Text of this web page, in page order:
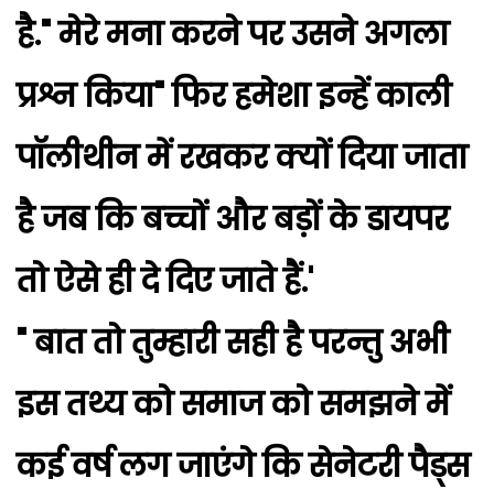
है." मेरे मना करने पर उसने अगला
प्रश्न किया" फिर हमेशा इन्हें काली
पॉलीथीन में रखकर क्यों दिया जाता
है जब कि बच्चों और बड़ों के डायपर
तो ऐसे ही दे दिए जाते हैं.'
" बात तो तुम्हारी सही है परन्तु अभी
इस तथ्य को समाज को समझने में
कई वर्ष लग जाएंगे कि सेनेटरी पैड्स